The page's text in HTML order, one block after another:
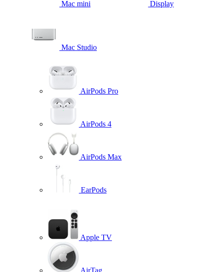
Mac mini Display
Mac Studio
AirPods Pro
AirPods 4
AirPods Max
EarPods
Apple TV